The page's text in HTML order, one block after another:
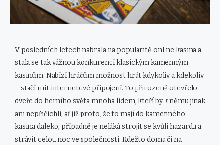
V posledních letech nabrala na popularitě online kasina a
stala se tak vážnou konkurencí klasickým kamenným
kasinům. Nabízí hráčům možnost hrát kdykoliv a kdekoliv
– stačí mít internetové připojení. To přirozeně otevřelo
dveře do herního světa mnoha lidem, kteří by k němu jinak
ani nepřičichli, ať již proto, že to mají do kamenného
kasina daleko, případně je neláká strojit se kvůli hazardu a
strávit celou noc ve společnosti. Kdežto doma či na